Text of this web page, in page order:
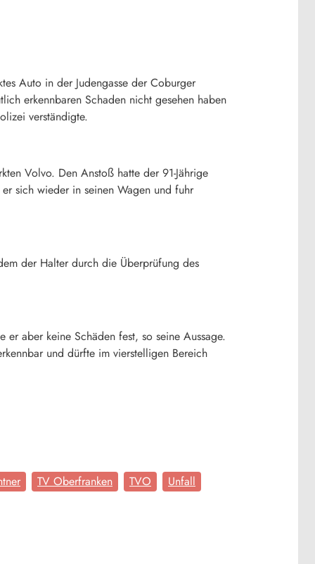
Auto in der Judengasse der Coburger
erkennbaren Schaden nicht gesehen haben
verständigte.
Volvo. Den Anstoß hatte der 91-Jährige
sich wieder in seinen Wagen und fuhr
der Halter durch die Überprüfung des
er aber keine Schäden fest, so seine Aussage.
und dürfte im vierstelligen Bereich
TV Oberfranken TVO
Unfall